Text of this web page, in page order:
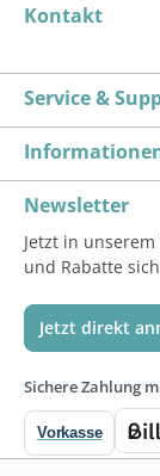
Kontakt
Service &
Newsletter
Jetzt in
und Rabatte
Jetzt direkt
Sichere Zahlung
Vorkasse